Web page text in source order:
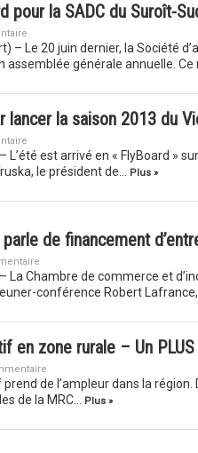
pour la SADC du Suroît-
– Le 20 juin dernier, la Société
assemblée générale annuelle. Ce
lancer la saison 2013 du
L’été est arrivé en « FlyBoard »
le président de…
Plus »
de financement
La Chambre de commerce et
conférence Robert
en zone rurale – Un
prend de l’ampleur dans la
de la MRC…
Plus »